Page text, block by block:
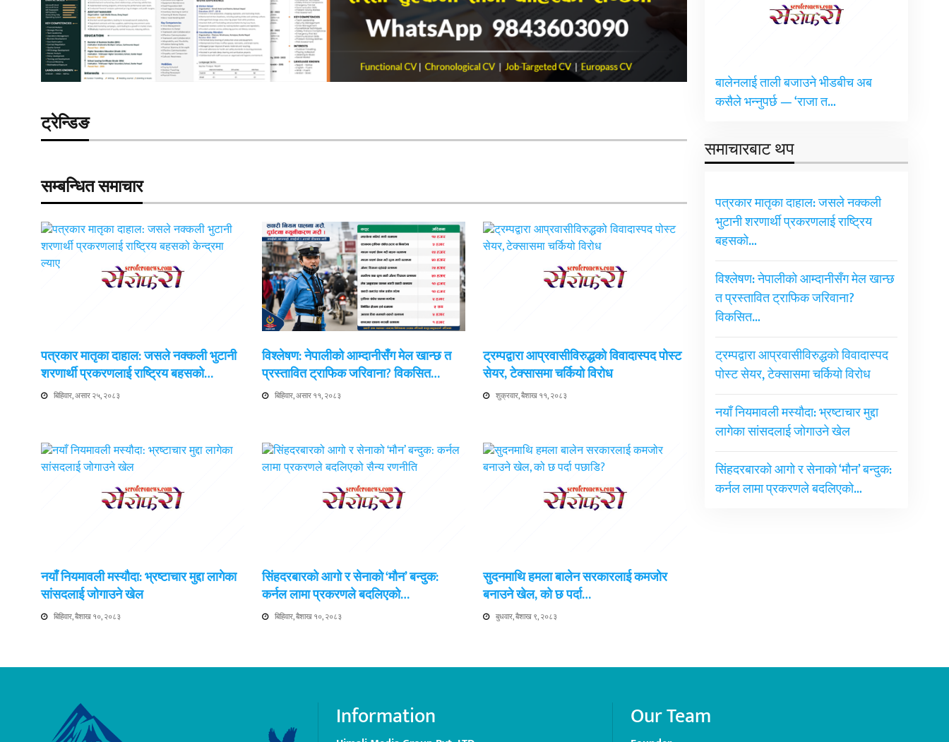
ट्रेन्डिङ
सम्बन्धित समाचार
पत्रकार मातृका दाहाल: जसले नक्कली भुटानी
शरणार्थी प्रकरणलाई राष्ट्रिय बहसको…
बिहिवार, असार २५, २०८३
विश्लेषण: नेपालीको आम्दानीसँग मेल खान्छ त
प्रस्तावित ट्राफिक जरिवाना? विकसित…
बिहिवार, असार ११, २०८३
ट्रम्पद्वारा आप्रवासीविरुद्धको विवादास्पद पोस्ट
सेयर, टेक्सासमा चर्कियो विरोध
शुक्रवार, बैशाख ११, २०८३
नयाँ नियमावली मस्यौदा: भ्रष्टाचार मुद्दा लागेका
सांसदलाई जोगाउने खेल
बिहिवार, बैशाख १०, २०८३
सिंहदरबारको आगो र सेनाको ‘मौन’ बन्दुक:
कर्नल लामा प्रकरणले बदलिएको…
बिहिवार, बैशाख १०, २०८३
सुदनमाथि हमला बालेन सरकारलाई कमजोर
बनाउने खेल, को छ पर्दा…
बुधवार, बैशाख ९, २०८३
बालेनलाई ताली बजाउने भीडबीच अब
कसैले भन्नुपर्छ — ‘राजा त…
समाचारबाट थप
पत्रकार मातृका दाहाल: जसले नक्कली
भुटानी शरणार्थी प्रकरणलाई राष्ट्रिय
बहसको…
विश्लेषण: नेपालीको आम्दानीसँग मेल खान्छ
त प्रस्तावित ट्राफिक जरिवाना?
विकसित…
ट्रम्पद्वारा आप्रवासीविरुद्धको विवादास्पद
पोस्ट सेयर, टेक्सासमा चर्कियो विरोध
नयाँ नियमावली मस्यौदा: भ्रष्टाचार मुद्दा
लागेका सांसदलाई जोगाउने खेल
सिंहदरबारको आगो र सेनाको ‘मौन’ बन्दुक:
कर्नल लामा प्रकरणले बदलिएको…
Information Our Team